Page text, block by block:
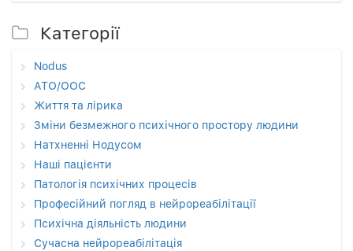
Категорії
Nodus
АТО/ООС
Життя та лірика
Зміни безмежного психічного простору людини
Натхненні Нодусом
Наші пацієнти
Патологія психічних процесів
Професійний погляд в нейрореабілітації
Психічна діяльність людини
Сучасна нейрореабілітація